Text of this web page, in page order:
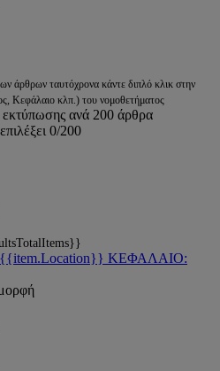
άρθρων ταυτόχρονα κάντε διπλό κλικ στην
Κεφάλαιο κλπ.) του νομοθετήματος
εκτύπωσης ανά 200 άρθρα
0/200
{{item.Location}} ΚΕΦΑΛΑΙΟ: